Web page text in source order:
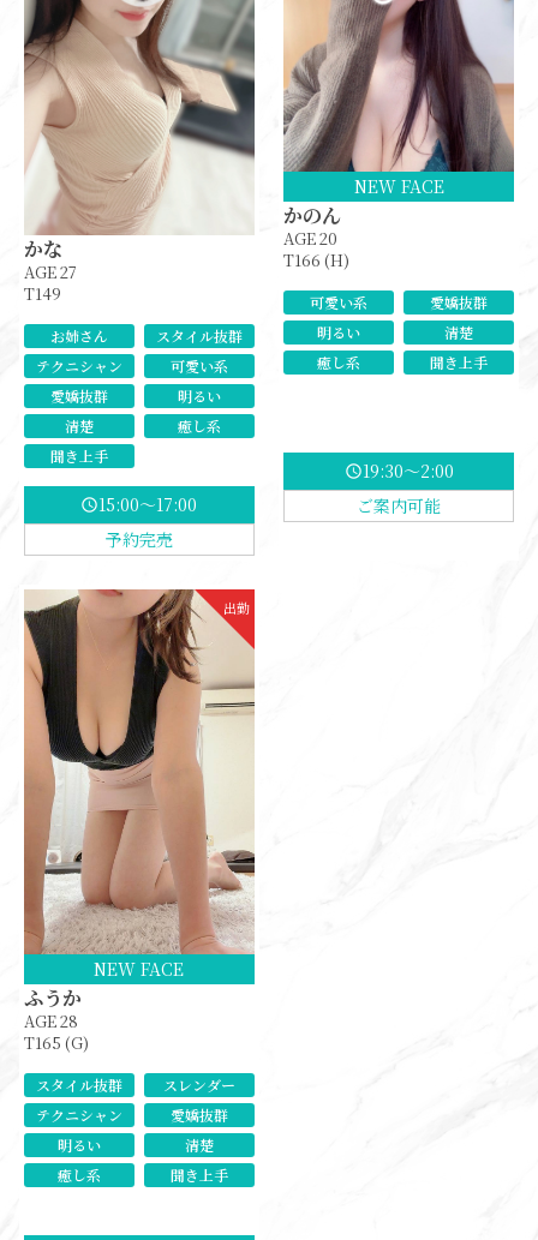
かな
AGE 27
T149
お姉さん
スタイル抜群
テクニシャン
可愛い系
愛嬌抜群
明るい
清楚
癒し系
聞き上手
schedule15:00～17:00
予約完売
NEW FACE
かのん
AGE 20
T166 (H)
可愛い系
愛嬌抜群
明るい
清楚
癒し系
聞き上手
schedule19:30～2:00
ご案内可能
出勤
NEW FACE
ふうか
AGE 28
T165 (G)
スタイル抜群
スレンダー
テクニシャン
愛嬌抜群
明るい
清楚
癒し系
聞き上手